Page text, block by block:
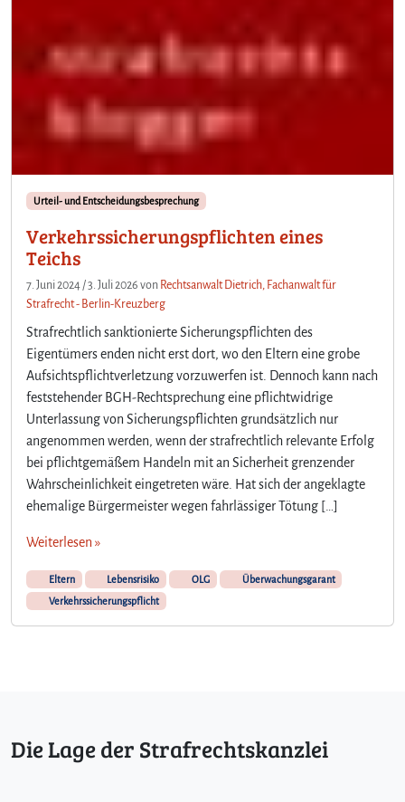
Urteil- und Entscheidungsbesprechung
Verkehrssicherungspflichten eines
Teichs
7. Juni 2024 /3. Juli 2026 von Rechtsanwalt Dietrich, Fachanwalt für
Strafrecht - Berlin-Kreuzberg
Strafrechtlich sanktionierte Sicherungspflichten des
Eigentümers enden nicht erst dort, wo den Eltern eine grobe
Aufsichtspflichtverletzung vorzuwerfen ist. Dennoch kann nach
feststehender BGH-Rechtsprechung eine pflichtwidrige
Unterlassung von Sicherungspflichten grundsätzlich nur
angenommen werden, wenn der strafrechtlich relevante Erfolg
bei pflichtgemäßem Handeln mit an Sicherheit grenzender
Wahrscheinlichkeit eingetreten wäre. Hat sich der angeklagte
ehemalige Bürgermeister wegen fahrlässiger Tötung […]
Weiterlesen »
Eltern Lebensrisiko OLG
Überwachungsgarant
Verkehrssicherungspflicht
Die Lage der Strafrechtskanzlei